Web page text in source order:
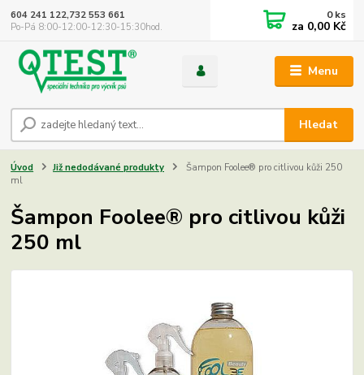
Menu
Hledat
604 241 122,732 553 661
Po-Pá 8:00-12:00-12:30-15:30hod.
0ks
za 0,00 Kč
Úvod Již nedodávané produkty
Šampon Foolee® pro citlivou kůži 250
ml
Šampon Foolee® pro citlivou kůži
250 ml